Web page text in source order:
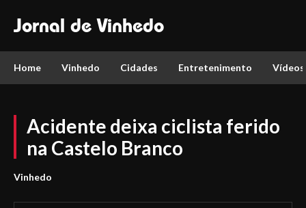
Jornal de Vinhedo
Home Vinhedo Cidades Entretenimento Vídeos
Acidente deixa ciclista ferido
na Castelo Branco
Vinhedo